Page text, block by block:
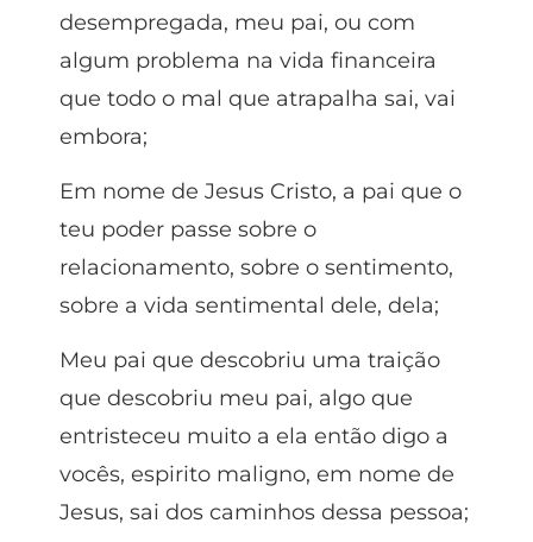
desempregada, meu pai, ou com
algum problema na vida financeira
que todo o mal que atrapalha sai, vai
embora;
Em nome de Jesus Cristo, a pai que o
teu poder passe sobre o
relacionamento, sobre o sentimento,
sobre a vida sentimental dele, dela;
Meu pai que descobriu uma traição
que descobriu meu pai, algo que
entristeceu muito a ela então digo a
vocês, espirito maligno, em nome de
Jesus, sai dos caminhos dessa pessoa;